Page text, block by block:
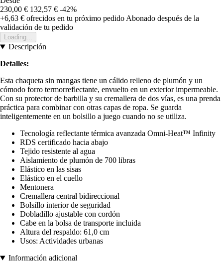
230,00 € 132,57 € -42%
+6,63 € ofrecidos en tu próximo pedido Abonado después de la
validación de tu pedido
Loading...
Descripción
Detalles:
Esta chaqueta sin mangas tiene un cálido relleno de plumón y un
cómodo forro termorreflectante, envuelto en un exterior impermeable.
Con su protector de barbilla y su cremallera de dos vías, es una prenda
práctica para combinar con otras capas de ropa. Se guarda
inteligentemente en un bolsillo a juego cuando no se utiliza.
Tecnología reflectante térmica avanzada Omni-Heat™ Infinity
RDS certificado hacia abajo
Tejido resistente al agua
Aislamiento de plumón de 700 libras
Elástico en las sisas
Elástico en el cuello
Mentonera
Cremallera central bidireccional
Bolsillo interior de seguridad
Dobladillo ajustable con cordón
Cabe en la bolsa de transporte incluida
Altura del respaldo: 61,0 cm
Usos: Actividades urbanas
Información adicional